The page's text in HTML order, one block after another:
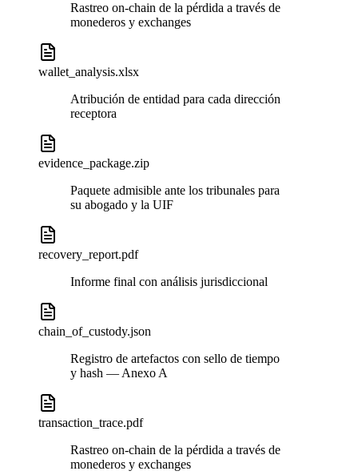
Rastreo on-chain de la pérdida a través de
monederos y exchanges
wallet_analysis.xlsx
Atribución de entidad para cada dirección
receptora
evidence_package.zip
Paquete admisible ante los tribunales para
su abogado y la UIF
recovery_report.pdf
Informe final con análisis jurisdiccional
chain_of_custody.json
Registro de artefactos con sello de tiempo
y hash — Anexo A
transaction_trace.pdf
Rastreo on-chain de la pérdida a través de
monederos y exchanges